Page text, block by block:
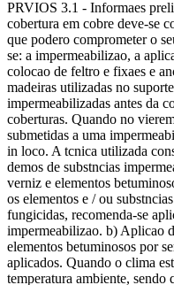
PRVIOS 3.1 - Informaes
cobertura em cobre deve-se
que podero comprometer o
se: a impermeabilizao, a
colocao de feltro e fixaes e
madeiras utilizadas no
impermeabilizadas antes da
coberturas. Quando no
submetidas a uma
in loco. A tcnica utilizada
demos de substncias
verniz e elementos
os elementos e / ou
fungicidas, recomenda-se
impermeabilizao. b) Aplicao
elementos betuminosos por
aplicados. Quando o clima
temperatura ambiente, sendo